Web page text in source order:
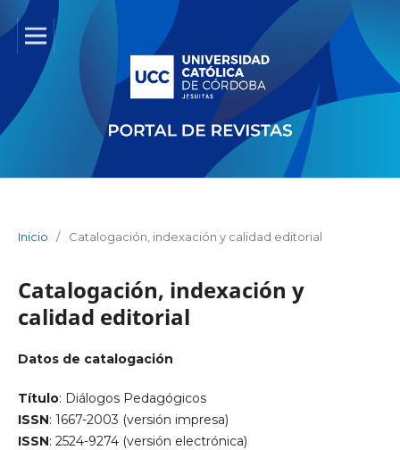
Inicio / Catalogación, indexación y calidad editorial
Catalogación, indexación y
calidad editorial
Datos de catalogación
Título: Diálogos Pedagógicos
ISSN: 1667-2003 (versión impresa)
ISSN: 2524-9274 (versión electrónica)